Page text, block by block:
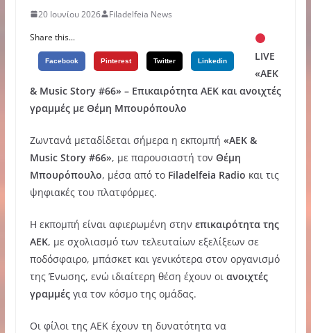
20 Ιουνίου 2026
Filadelfeia News
Share this...
Facebook Pinterest Twitter Linkedin
LIVE
«ΑΕΚ
& Music Story #66» – Επικαιρότητα ΑΕΚ και ανοιχτές
γραμμές με Θέμη Μπουρόπουλο
Ζωντανά μεταδίδεται σήμερα η εκπομπή «ΑΕΚ &
Music Story #66», με παρουσιαστή τον Θέμη
Μπουρόπουλο, μέσα από το Filadelfeia Radio και τις
ψηφιακές του πλατφόρμες.
Η εκπομπή είναι αφιερωμένη στην επικαιρότητα της
ΑΕΚ, με σχολιασμό των τελευταίων εξελίξεων σε
ποδόσφαιρο, μπάσκετ και γενικότερα στον οργανισμό
της Ένωσης, ενώ ιδιαίτερη θέση έχουν οι ανοιχτές
γραμμέςγια τον κόσμο της ομάδας.
Οι φίλοι της ΑΕΚ έχουν τη δυνατότητα να